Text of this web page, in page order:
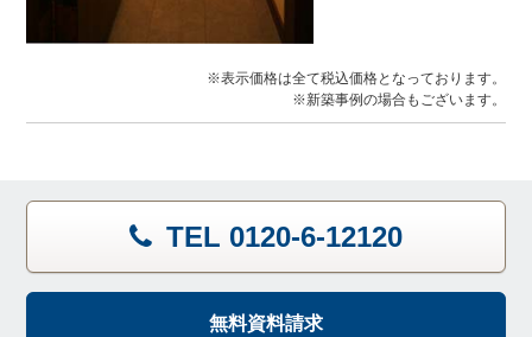
※表示価格は全て税込価格となっております。
※新築事例の場合もございます。
TEL 0120-6-12120
無料資料請求